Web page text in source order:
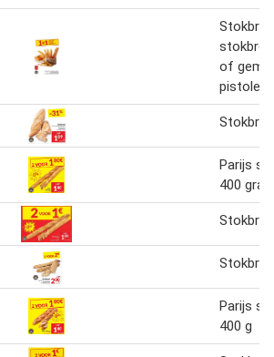
of
Parijs
400
Parijs
400 g